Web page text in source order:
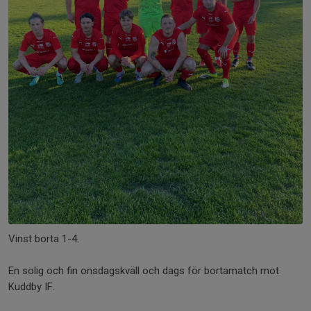
Vinst borta 1-4.
En solig och fin onsdagskväll och dags för bortamatch mot
Kuddby IF.